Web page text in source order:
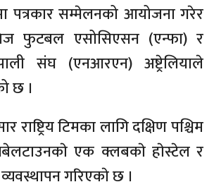
पत्रकार सम्मेलनको आयोजना गरेर
फुटबल एसोसिएसन (एन्फा) र
संघ (एनआरएन) अष्ट्रेलियाले
छ ।
टिमका लागि दक्षिण पश्चिम
एक क्लबकाे हाेस्टेल र
गरिएकाे छ ।